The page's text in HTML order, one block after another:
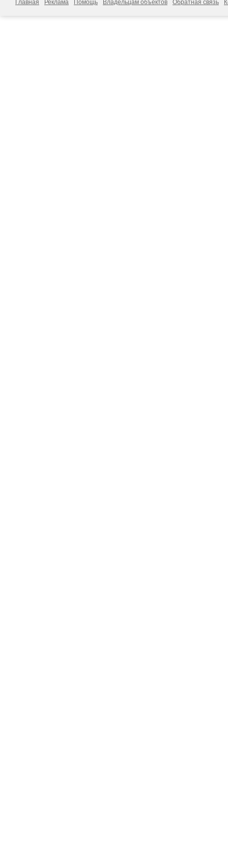
Главная Реклама Помощь Владельцам объектов Обратная связь